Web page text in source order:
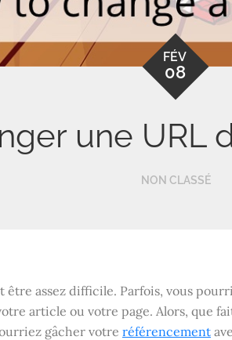
FÉV
08
une URL
NON CLASSÉ
assez difficile. Parfois, vous
article ou votre page. Alors, que
gâcher votre référencement